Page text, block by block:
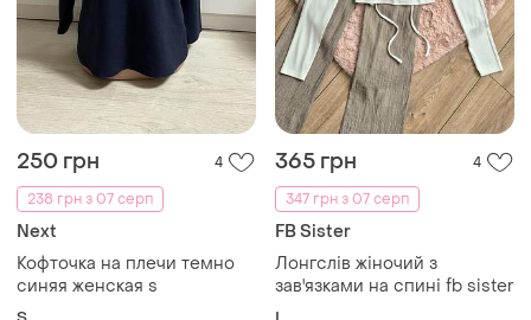
250 грн
4
238 грн з 07 серп
Next
Кофточка на плечи темно
синяя женская s
365 грн
4
347 грн з 07 серп
FB Sister
Лонгслів жіночий з
зав'язками на спині fb sister